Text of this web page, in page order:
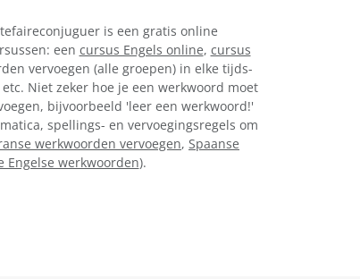
is een gratis online
een cursus Engels online, cursus
vervoegen (alle groepen) in elke tijds-
Niet zeker hoe je een werkwoord moet
bijvoorbeeld 'leer een werkwoord!'
spellings- en vervoegingsregels om
werkwoorden vervoegen, Spaanse
Engelse werkwoorden).